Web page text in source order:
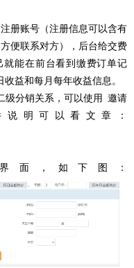
册账号（注册信息可以含有
便联系对方），后台给交费
就能在前台看到缴费订单记
益和每月每年收益信息。
分销关系，可以使用 邀请
明可以看文章：
面，如下图：